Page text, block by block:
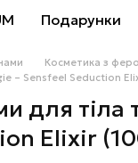
Подарунки
Косметика з
– Sensfeel Seduction
для тіла
Elixir